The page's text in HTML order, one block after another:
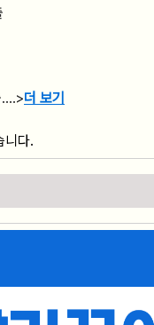
더 보기
니다.